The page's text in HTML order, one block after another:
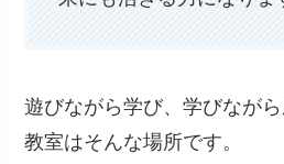
遊びながら学び、学びなが
教室はそんな場所です。